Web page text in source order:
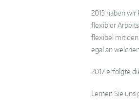
2013 haben
flexibler
flexibel mit
egal an
2017 erfolgte
Lernen Sie